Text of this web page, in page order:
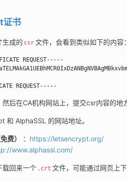
证书
生成的 csr 文件，会看到类似如下的内容：
REQUEST-----
REQUEST-----
后在CA机构网站上，提交csr内容的地
和 AlphaSSL 的网站地址。
费） ： https://letsencrypt.org/
www.alphassl.com/
载回来一个 .crt 文件，可能通过网页上